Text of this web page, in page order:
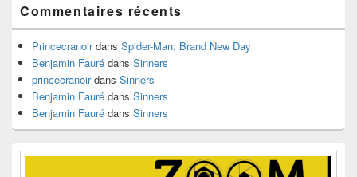
barre
latérale
Commentaires récents
Princecranoirdans Spider-Man: Brand New Day
Benjamin Fauré dans Sinners
princecranoirdans Sinners
Benjamin Fauré dans Sinners
Benjamin Fauré dans Sinners